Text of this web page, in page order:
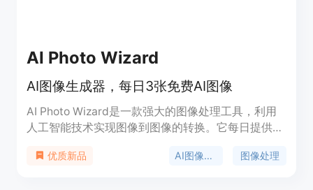
AI Photo Wizard
AI图像生成器，每日3张免费AI图像
AI Photo Wizard是一款强大的图像处理工具，利用
人工智能技术实现图像到图像的转换。它每日提供3
户可以通过上传图片或输入提示来生成图像。
优质新品 AI图像生成 图像处理